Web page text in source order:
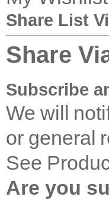
Share List
Share
Subscribe
We will
or general
See
Are you